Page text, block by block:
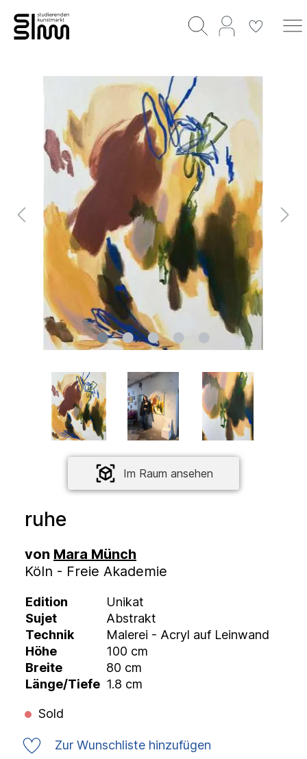
Im Raum ansehen
ruhe
von Mara Münch
Köln - Freie Akademie
Edition
Unikat
Sujet
Abstrakt
Technik
Malerei - Acryl auf Leinwand
Höhe
100 cm
Breite
80 cm
Länge/Tiefe 1.8 cm
Sold
Zur Wunschliste hinzufügen